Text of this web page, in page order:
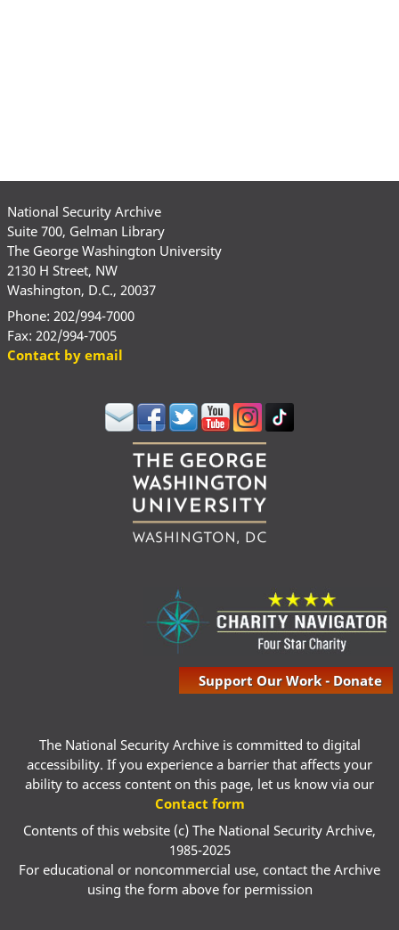
National Security Archive
Suite 700, Gelman Library
The George Washington University
2130 H Street, NW
Washington, D.C., 20037
Phone: 202/994-7000
Fax: 202/994-7005
Contact by email
Support Our Work - Donate
The National Security Archive is committed to digital
accessibility. If you experience a barrier that affects your
ability to access content on this page, let us know via our
Contact form
Contents of this website (c) The National Security Archive,
1985-2025
For educational or noncommercial use, contact the Archive
using the form above for permission